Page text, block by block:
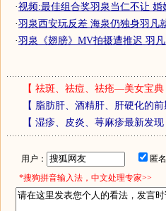
·视频:最佳组合奖羽泉当仁不让 婚
·羽泉西安玩反差 海泉仍独身羽凡
·羽泉《翅膀》MV拍摄遭推迟 羽
【 祛斑、祛痘、祛疮—美女宝典
【 脂肪肝、酒精肝、肝硬化的前
【 湿疹、皮炎、荨麻疹最新发现
用户： 匿
*搜狗拼音输入法，中文处理专家>>